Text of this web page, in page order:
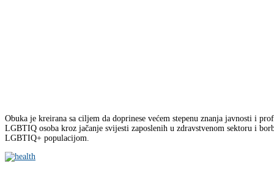
Obuka je kreirana sa ciljem da doprinese većem stepenu znanja javnosti i
LGBTIQ osoba kroz jačanje svijesti zaposlenih u zdravstvenom sektoru i
LGBTIQ+ populacijom.